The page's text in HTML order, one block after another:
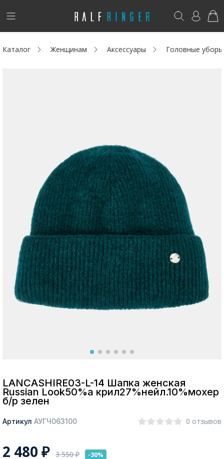
!
Новинки
Акции / Новости
Адреса магазинов
Москва
Возникли вопросы? - club@ralf.ru
Каталог Женщинам Аксессуары Головные уборы
LANCASHIRE03-L-14 Шапка женская
Russian Look50%а крил27%нейл.10%мохер
б/р зелен
Артикул АУГЧ063100 0 отзывов
2 480 ₽ 3 550₽ -30%